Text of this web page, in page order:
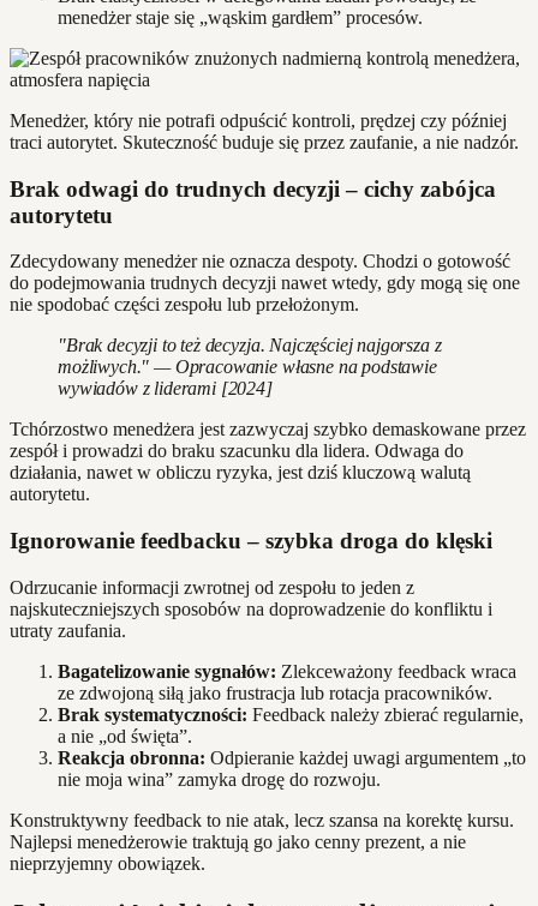
menedżer staje się „wąskim gardłem” procesów.
Menedżer, który nie potrafi odpuścić kontroli, prędzej czy później
traci autorytet. Skuteczność buduje się przez zaufanie, a nie nadzór.
Brak odwagi do trudnych decyzji – cichy zabójca
autorytetu
Zdecydowany menedżer nie oznacza despoty. Chodzi o gotowość
do podejmowania trudnych decyzji nawet wtedy, gdy mogą się one
nie spodobać części zespołu lub przełożonym.
"Brak decyzji to też decyzja. Najczęściej najgorsza z
możliwych." — Opracowanie własne na podstawie
wywiadów z liderami [2024]
Tchórzostwo menedżera jest zazwyczaj szybko demaskowane przez
zespół i prowadzi do braku szacunku dla lidera. Odwaga do
działania, nawet w obliczu ryzyka, jest dziś kluczową walutą
autorytetu.
Ignorowanie feedbacku – szybka droga do klęski
Odrzucanie informacji zwrotnej od zespołu to jeden z
najskuteczniejszych sposobów na doprowadzenie do konfliktu i
utraty zaufania.
Bagatelizowanie sygnałów: Zlekceważony feedback wraca
ze zdwojoną siłą jako frustracja lub rotacja pracowników.
Brak systematyczności: Feedback należy zbierać regularnie,
a nie „od święta”.
Reakcja obronna: Odpieranie każdej uwagi argumentem „to
nie moja wina” zamyka drogę do rozwoju.
Konstruktywny feedback to nie atak, lecz szansa na korektę kursu.
Najlepsi menedżerowie traktują go jako cenny prezent, a nie
nieprzyjemny obowiązek.